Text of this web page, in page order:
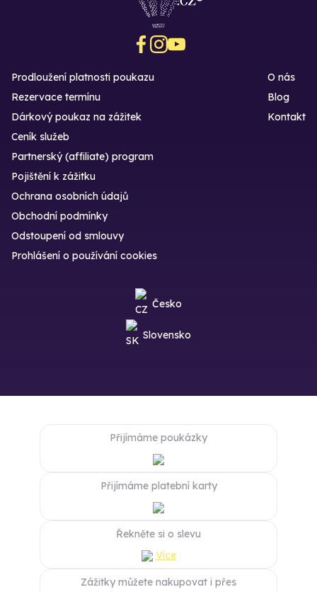
Prodloužení platnosti poukazu
Rezervace termínu
Dárkový poukaz na zážitek
O nás
Blog
Kontakt
Ceník služeb
Partnerský (affiliate) program
Pojištění k zážitku
Ochrana osobních údajů
Obchodní podmínky
Odstoupení od smlouvy
Prohlášení o používání cookies
Česko
Slovensko
Přijímáme poukázky
Přijímáme platební karty
Řekněte si o slevu
Více
Zážitky můžete nakupovat i přes